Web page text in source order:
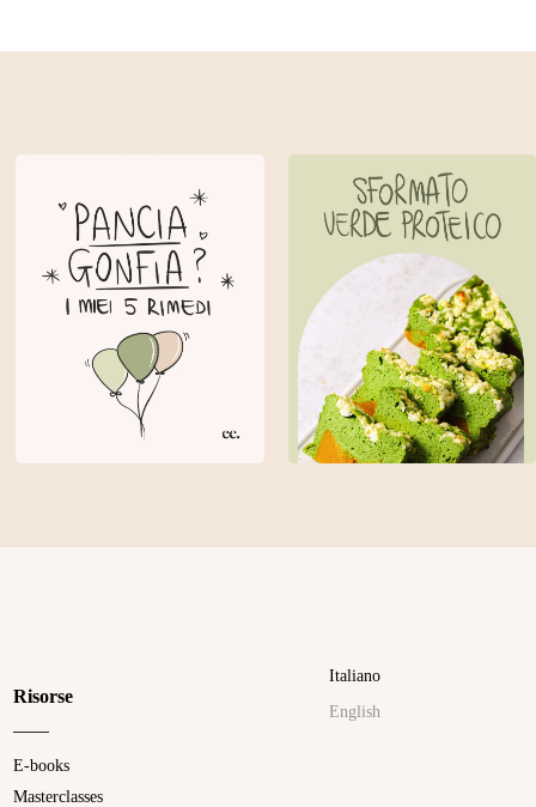
Risorse
E-books
Masterclasses
Italiano
English